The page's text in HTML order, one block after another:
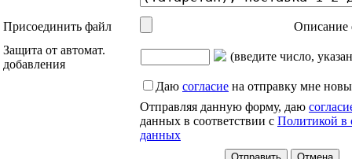
Присоединить файл
Описание
Защита от автомат.
добавления
(введите число,
Даю согласие на отправку мне
Отправляя данную форму, даю
данных в соответствии с Политикой в
данных